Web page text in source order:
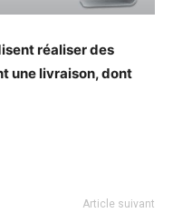
réaliser des
une livraison, dont
Article suivant